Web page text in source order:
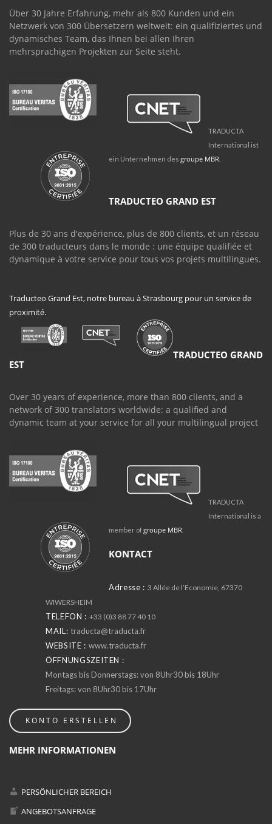
Über 30 Jahre Erfahrung, mehr als 800 Kunden und ein
Netzwerk von 300 Übersetzern weltweit: ein qualifiziertes und
dynamisches Team, das Ihnen bei allen Ihren
mehrsprachigen Projekten zur Seite steht.
TRADUCTA
International ist
ein Unternehmen des groupe MBR
TRADUCTEO GRAND EST
Plus de 30 ans d'expérience, plus de 800 clients, et un réseau
de 300 traducteurs dans le monde : une équipe qualifiée et
dynamique à votre service pour tous vos projets multilingues.
Traducteo Grand Est, notre bureau à Strasbourg pour un service de
proximité.
TRADUCTEO GRAND
EST
Over 30 years of experience, more than 800 clients, and a
network of 300 translators worldwide: a qualified and
dynamic team at your service for all your multilingual project
TRADUCTA
International is a
member ofgroupe MBR
KONTACT
Adresse : 3 Allée de l’Economie, 67370
WIWERSHEIM
TELEFON : +33 (0)3 88 77 40 10
MAIL: traducta@traducta.fr
WEBSITE : www.traducta.fr
ÖFFNUNGSZEITEN :
Montags bis Donnerstags: von 8Uhr30 bis 18Uhr
Freitags: von 8Uhr30 bis 17Uhr
KONTO ERSTELLEN
MEHR INFORMATIONEN
PERSÖNLICHER BEREICH
ANGEBOTSANFRAGE